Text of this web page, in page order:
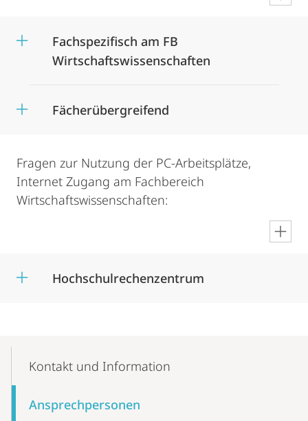
Fachspezifisch am FB
Wirtschaftswissenschaften
Fächerübergreifend
Fragen zur Nutzung der PC-Arbeitsplätze,
Internet Zugang am Fachbereich
Wirtschaftswissenschaften:
Hochschulrechenzentrum
NavigationKontakt und Information
Ansprechpersonen